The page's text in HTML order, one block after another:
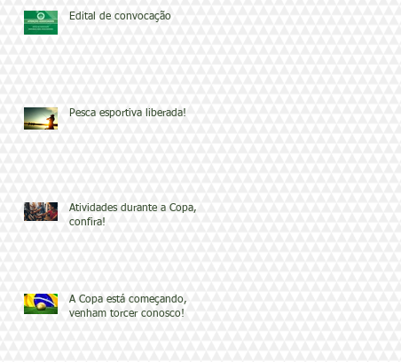
Edital de convocação
Pesca esportiva liberada!
Atividades durante a Copa,
confira!
A Copa está começando,
venham torcer conosco!